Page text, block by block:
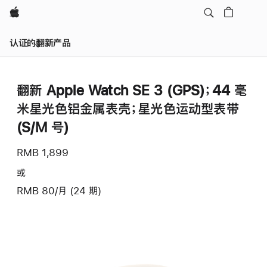
Apple
认证的翻新产品
翻新 Apple Watch SE 3 (GPS)；44 毫
米星光色铝金属表壳；星光色运动型表带
(S/M 号)
RMB 1,899
或
RMB 80/月 (24 期)